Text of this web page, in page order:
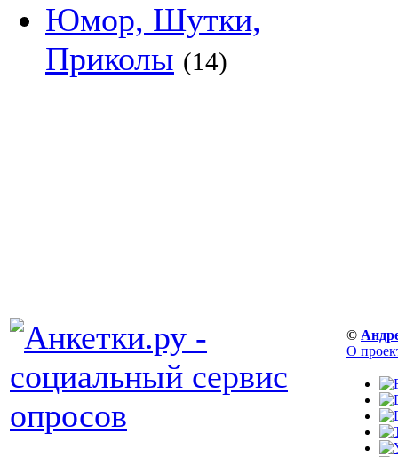
Юмор, Шутки,
Приколы (14)
©
О